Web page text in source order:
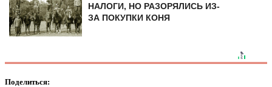
НАЛОГИ, НО РАЗОРЯЛИСЬ ИЗ-
ЗА ПОКУПКИ КОНЯ
Поделиться: